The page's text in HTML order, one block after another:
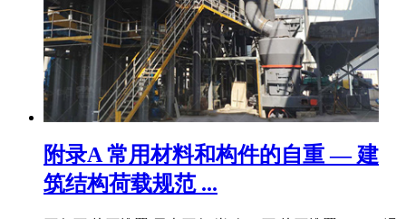
附录A 常用材料和构件的自重 — 建
筑结构荷载规范 ...